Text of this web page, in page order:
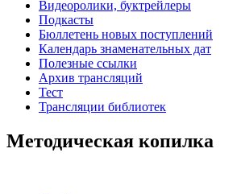
Видеоролики, буктрейлеры
Подкасты
Бюллетень новых поступлений
Календарь знаменательных дат
Полезные ссылки
Архив трансляций
Тест
Трансляции библиотек
Методическая копилка